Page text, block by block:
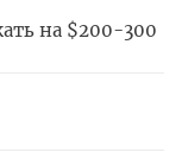
на $200-300